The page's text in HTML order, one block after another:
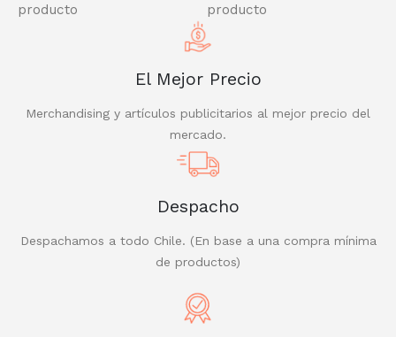
producto
producto
COTIZACIÓN EN
El Mejor Precio
Merchandising y artículos publicitarios al mejor precio del
mercado.
Despacho
Despachamos a todo Chile. (En base a una compra mínima
de productos)